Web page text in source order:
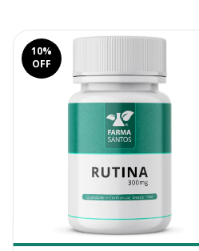
10%
OFF